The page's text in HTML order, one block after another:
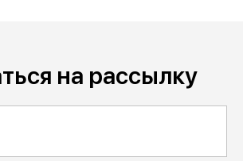
на рассылку